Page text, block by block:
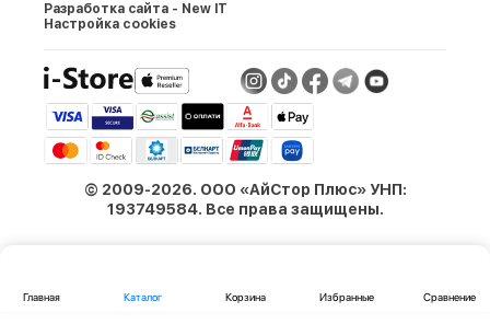
Разработка сайта - New IT
Настройка cookies
© 2009-2026. ООО «АйСтор Плюс» УНП:
193749584. Все права защищены.
Главная Каталог Корзина Избранные Сравнение